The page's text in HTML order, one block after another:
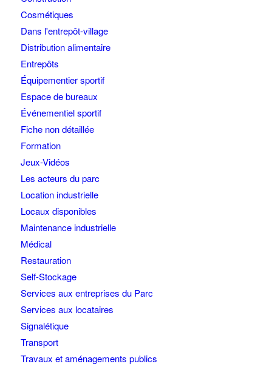
Cosmétiques
Dans l'entrepôt-village
Distribution alimentaire
Entrepôts
Équipementier sportif
Espace de bureaux
Événementiel sportif
Fiche non détaillée
Formation
Jeux-Vidéos
Les acteurs du parc
Location industrielle
Locaux disponibles
Maintenance industrielle
Médical
Restauration
Self-Stockage
Services aux entreprises du Parc
Services aux locataires
Signalétique
Transport
Travaux et aménagements publics